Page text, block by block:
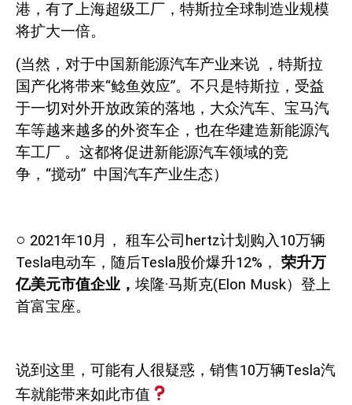
港，有了上海超级工厂，特斯拉全球制造业规模
将扩大一倍。
(当然，对于中国新能源汽车产业来说 ，特斯拉
国产化将带来“鲶鱼效应”。不只是特斯拉，受益
于一切对外开放政策的落地，大众汽车、宝马汽
车等越来越多的外资车企，也在华建造新能源汽
车工厂 。这都将促进新能源汽车领域的竞
争，“搅动” 中国汽车产业生态）
○ 2021年10月， 租车公司 hertz计划购入10万辆
Tesla电动车，随后Tesla股价爆升12% ， 荣升万
亿美元市值企业， 埃隆·马斯克(Elon Musk）登上
首富宝座。
说到这里，可能有人很疑惑，销售10万辆Tesla汽
车就能带来如此市值